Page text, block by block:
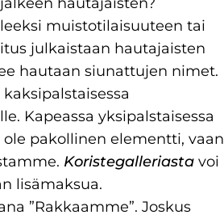
muistotilaisuuteen tai
julkaistaan hautajaisten
hautaan siunattujen nimet.
kaksipalstaisessa
Kapeassa yksipalstaisessa
pakollinen elementti, vaan
Koristegalleriasta voi
lisämaksua.
”Rakkaamme”. Joskus